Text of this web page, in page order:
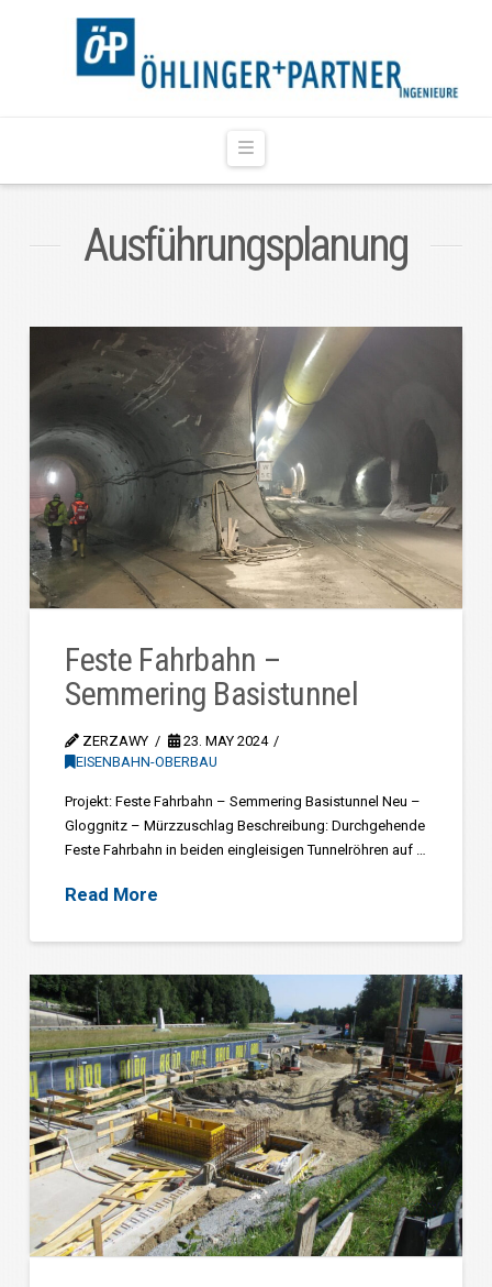
Navigation
Ausführungsplanung
Feste Fahrbahn –
Semmering Basistunnel
ZERZAWY
23. MAY 2024
EISENBAHN-OBERBAU
Projekt: Feste Fahrbahn – Semmering Basistunnel Neu –
Gloggnitz – Mürzzuschlag Beschreibung: Durchgehende
Feste Fahrbahn in beiden eingleisigen Tunnelröhren auf …
Read More